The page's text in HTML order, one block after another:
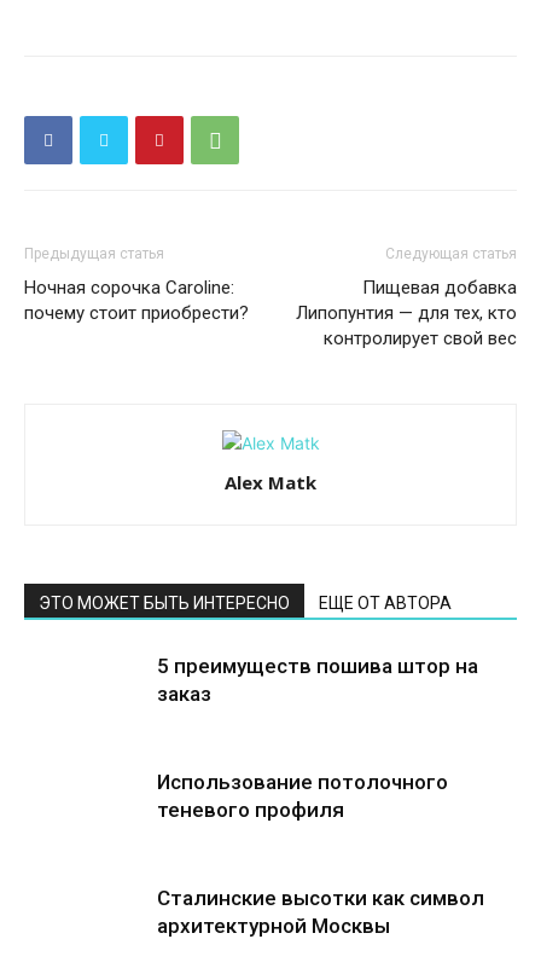
Предыдущая статья
Ночная сорочка Caroline:
почему стоит приобрести?
Следующая статья
Пищевая добавка
Липопунтия — для тех, кто
контролирует свой вес
Alex Matk
ЭТО МОЖЕТ БЫТЬ ИНТЕРЕСНО ЕЩЕ ОТ АВТОРА
5 преимуществ пошива штор на
заказ
Использование потолочного
теневого профиля
Сталинские высотки как символ
архитектурной Москвы